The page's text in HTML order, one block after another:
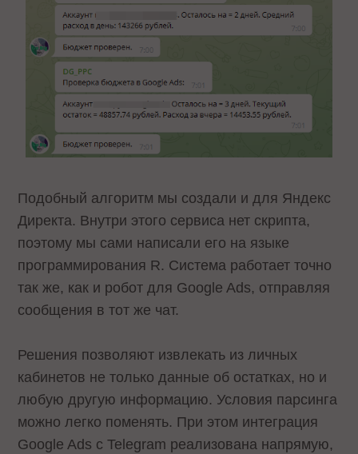
Подобный алгоритм мы создали и для Яндекс
Директа. Внутри этого сервиса нет скрипта,
поэтому мы сами написали его на языке
программирования R. Система работает точно
так же, как и робот для Google Ads, отправляя
сообщения в тот же чат.
Решения позволяют извлекать из личных
кабинетов не только данные об остатках, но и
любую другую информацию. Условия парсинга
можно легко поменять. При этом интеграция
Google Ads с Telegram реализована напрямую,